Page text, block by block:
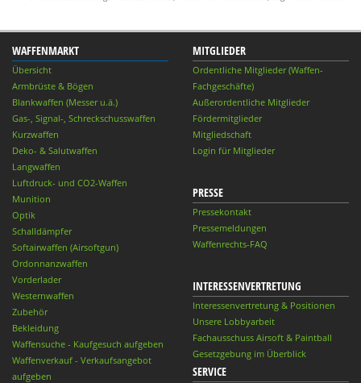
WAFFENMARKT
Übersicht
Armbrüste & Bögen
Blankwaffen (Messer u.ä.)
Gas-, Signal-, Schreckschusswaffen
Kurzwaffen
Deko- & Salutwaffen
Langwaffen
Luftdruck- und CO2-Waffen
Munition
Optik
Schalldämpfer
Softairwaffen (Airsoftgun)
Ordonnanzwaffen
Vorderlader
Westernwaffen
Zubehör
Bekleidung
Waffensuche - Kaufgesuch aufgeben
Waffenverkauf - Verkaufsangebot
aufgeben
MITGLIEDER
Ordentliche Mitglieder (Waffen-
Fachgeschäfte)
Außerordentliche Mitglieder
Fördermitglieder
Mitgliedschaft
Login für Mitglieder
PRESSE
Pressekontakt
Pressemeldungen
Waffenrechts-FAQ
INTERESSENVERTRETUNG
Interessenvertretung & Positionen
Unsere Lobbyarbeit
Fachausschuss Airsoft & Paintball
Gesetzgebung im Überblick
SERVICE